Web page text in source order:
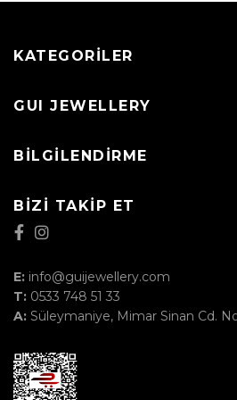
KATEGORILER
GUI JEWELLERY
BILGILENDIRME
BIZI TAKIP ET
E: info@guijewellery.com
T: 0533 748 51 33
A: Süleymaniye, Mimar Sinan Cd.